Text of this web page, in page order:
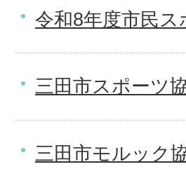
令和8年度市民ス
三田市スポーツ
三田市モルック